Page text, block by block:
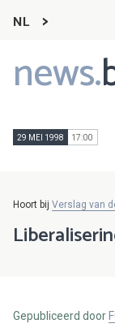
NL
news.
Main
navigation
29 MEI 1998 17:00
Hoort bij Verslag van
Gepubliceerd door